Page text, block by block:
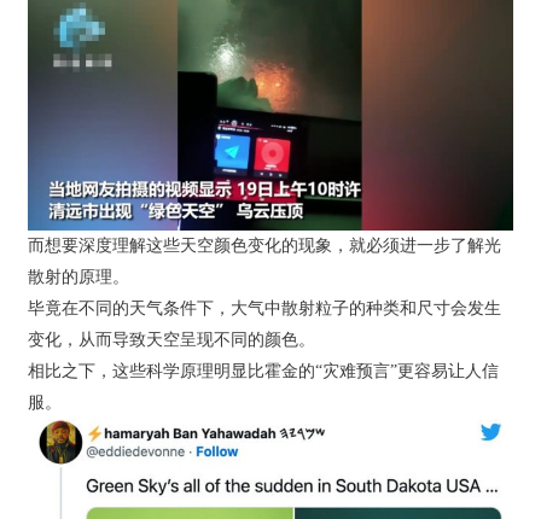
而想要深度理解这些天空颜色变化的现象，就必须进一步了解光
散射的原理。
毕竟在不同的天气条件下，大气中散射粒子的种类和尺寸会发生
变化，从而导致天空呈现不同的颜色。
相比之下，这些科学原理明显比霍金的“灾难预言”更容易让人信
服。